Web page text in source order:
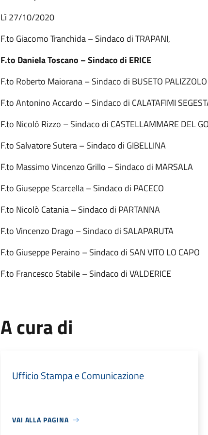
Lì 27/10/2020
F.to Giacomo Tranchida – Sindaco di TRAPANI,
F.to Daniela Toscano – Sindaco di ERICE
F.to Roberto Maiorana – Sindaco di BUSETO PALIZZOLO
F.to Antonino Accardo – Sindaco di CALATAFIMI
F.to Nicolò Rizzo – Sindaco di CASTELLAMMARE DEL
F.to Salvatore Sutera – Sindaco di GIBELLINA
F.to Massimo Vincenzo Grillo – Sindaco di MARSALA
F.to Giuseppe Scarcella – Sindaco di PACECO
F.to Nicolò Catania – Sindaco di PARTANNA
F.to Vincenzo Drago – Sindaco di SALAPARUTA
F.to Giuseppe Peraino – Sindaco di SAN VITO LO CAPO
F.to Francesco Stabile – Sindaco di VALDERICE
A cura di
Ufficio Stampa e Comunicazione
VAI ALLA PAGINA